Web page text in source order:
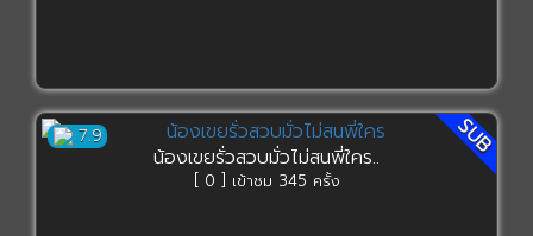
7.9 SUB
น้องเขยรั่วสวบมั่วไม่สนพี่ใคร..
[ 0 ] เข้าชม 345 ครั้ง